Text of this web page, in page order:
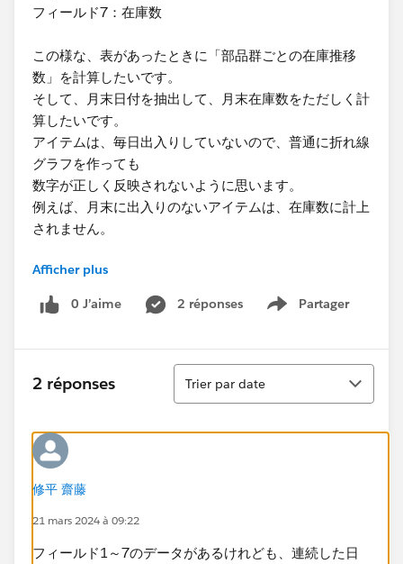
フィールド7：在庫数
この様な、表があったときに「部品群ごとの在庫推移
数」を計算したいです。
そして、月末日付を抽出して、月末在庫数をただしく計
算したいです。
アイテムは、毎日出入りしていないので、普通に折れ線
グラフを作っても
数字が正しく反映されないように思います。
例えば、月末に出入りのないアイテムは、在庫数に計上
されません。
なお、アイテムと日付をキーとしたときに複数レコード
あることもございます。
その場合は、最終レコードがその日の在庫数となります
説明が分かりにくいかもしれませんが、ご確認お願い致
Afficher plus
0 J’aime 2 réponses Partager
Show menu
2 réponses
Tri
Trier par date
修平 齋藤
21 mars 2024 à 09:22
フィールド1～7のデータがあるけれども、連続した日